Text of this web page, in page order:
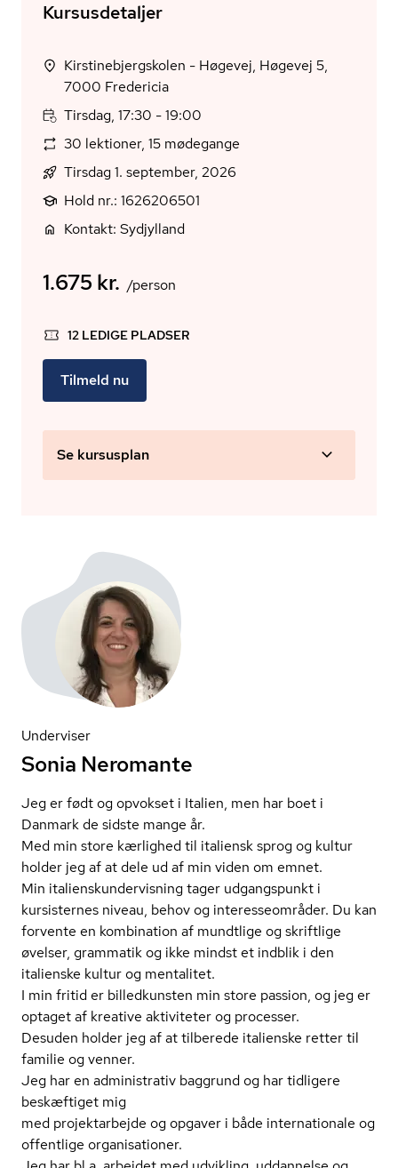
Kursusdetaljer
Kirstinebjergskolen - Høgevej, Høgevej 5,
7000 Fredericia
Tirsdag, 17:30 - 19:00
30 lektioner, 15 mødegange
Tirsdag 1. september, 2026
Hold nr.: 1626206501
Kontakt: Sydjylland
1.675 kr. /person
12 LEDIGE PLADSER
Tilmeld nu
Se kursusplan
Underviser
Sonia Neromante
Jeg er født og opvokset i Italien, men har boet i
Danmark de sidste mange år.
Med min store kærlighed til italiensk sprog og kultur
holder jeg af at dele ud af min viden om emnet.
Min ita­li­en­skun­der­vis­ning tager udgangspunkt i
kursisternes niveau, behov og in­ter­es­se­om­rå­der. Du kan
forvente en kombination af mundtlige og skriftlige
øvelser, grammatik og ikke mindst et indblik i den
italienske kultur og mentalitet.
I min fritid er billedkunsten min store passion, og jeg er
optaget af kreative aktiviteter og processer.
Desuden holder jeg af at tilberede italienske retter til
familie og venner.
Jeg har en administrativ baggrund og har tidligere
beskæftiget mig
med projektarbejde og opgaver i både internationale og
offentlige organisationer.